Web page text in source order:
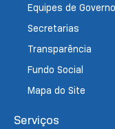
Equipes de Governo
Secretarias
Transparência
Fundo Social
Mapa do Site
Serviços